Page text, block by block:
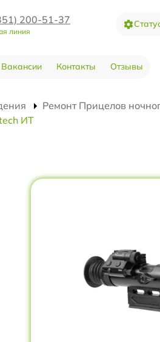
200-51-37
линия
Вакансии Контакты Отзывы
Ремонт Прицелов
ИТ